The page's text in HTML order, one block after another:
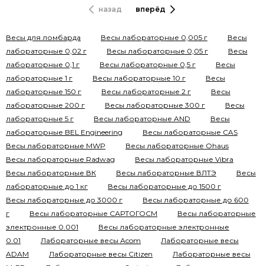
назад вперёд
Весы для ломбарда Весы лабораторные 0,005 г
Весы
лабораторные 0,02 г
Весы лабораторные 0,05 г
Весы
лабораторные 0,1 г
Весы лабораторные 0,5 г
Весы
лабораторные 1 г
Весы лабораторные 10 г
Весы
лабораторные 150 г
Весы лабораторные 2 г
Весы
лабораторные 200 г
Весы лабораторные 300 г
Весы
лабораторные 5 г
Весы лабораторные AND
Весы
лабораторные BEL Engineering
Весы лабораторные CAS
Весы лабораторные MWP
Весы лабораторные Ohaus
Весы лабораторные Radwag
Весы лабораторные Vibra
Весы лабораторные ВК
Весы лабораторные ВЛТЭ
Весы
лабораторные до 1 кг
Весы лабораторные до 1500 г
Весы лабораторные до 3000 г
Весы лабораторные до 600
г
Весы лабораторные САРТОГОСМ
Весы лабораторные
электронные 0.001
Весы лабораторные электронные
0.01
Лабораторные весы Acom
Лабораторные весы
ADAM
Лабораторные весы Citizen
Лабораторные весы